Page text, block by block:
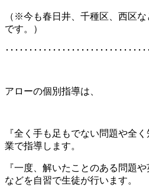
（※今も春日井、千種区、西区
です。）
･････････････････････････････
アローの個別指導は、
『全く手も足もでない問題や全
業で指導します。
『一度、解いたことのある問題
などを自習で生徒が行います。